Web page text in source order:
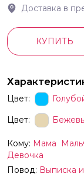
Доставка в
КУПИТЬ
Цвет:
Цвет:
Кому: Мама
Девочка
Повод: Выписка